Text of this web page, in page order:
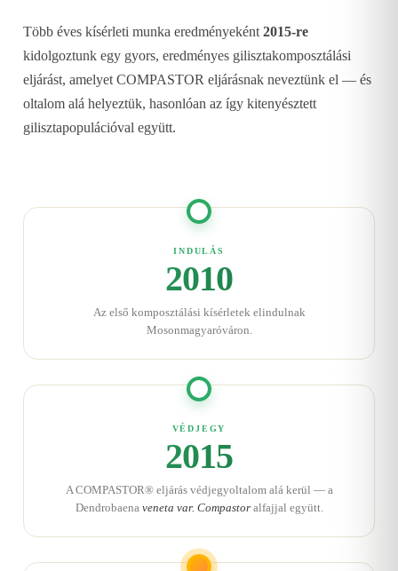
Több éves kísérleti munka eredményeként 2015-re
kidolgoztunk egy gyors, eredményes gilisztakomposztálási
eljárást, amelyet COMPASTOR eljárásnak neveztünk el — és
oltalom alá helyeztük, hasonlóan az így kitenyésztett
gilisztapopulációval együtt.
INDULÁS
2010
Az első komposztálási kísérletek elindulnak
Mosonmagyaróváron.
VÉDJEGY
2015
A COMPASTOR® eljárás védjegyoltalom alá kerül — a
Dendrobaena veneta var. Compastoralfajjal együtt.